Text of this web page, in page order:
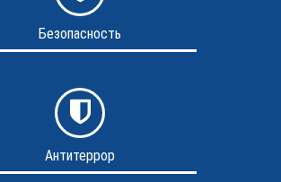
Безопасность
Антитеррор